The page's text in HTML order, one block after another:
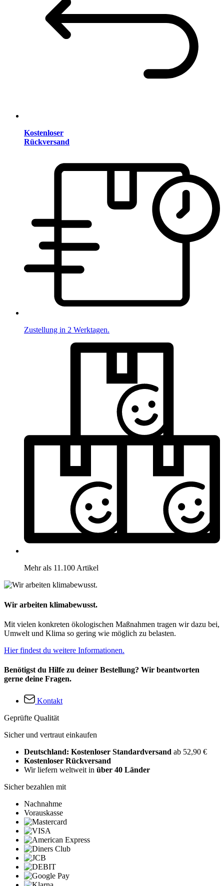
Kostenloser
Rückversand
Zustellung in 2 Werktagen.
Mehr als 11.100 Artikel
Wir arbeiten klimabewusst.
Mit vielen konkreten ökologischen Maßnahmen tragen wir dazu bei,
Umwelt und Klima so gering wie möglich zu belasten.
Hier findest du weitere Informationen.
Benötigst du Hilfe zu deiner Bestellung? Wir beantworten
gerne deine Fragen.
Kontakt
Geprüfte Qualität
Sicher und vertraut einkaufen
Deutschland: Kostenloser Standardversand ab 52,90 €
Kostenloser Rückversand
Wir liefern weltweit in über 40 Länder
Sicher bezahlen mit
Nachnahme
Vorauskasse